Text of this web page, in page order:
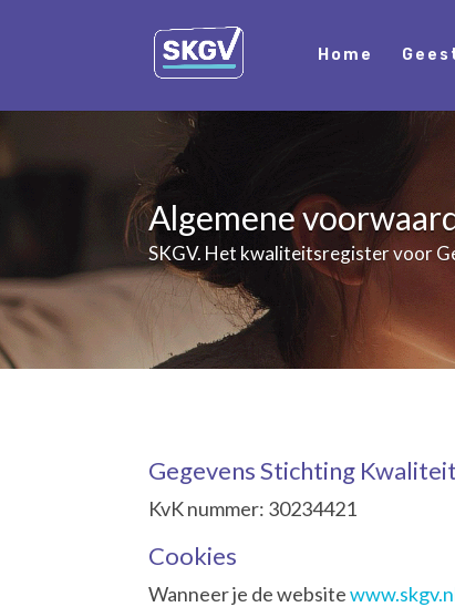
Home
Algemene
SKGV. Het kwaliteitsregister voor
Gegevens Stichting
KvK nummer: 30234421
Cookies
Wanneer je de website